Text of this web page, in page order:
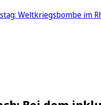
Weltkriegsbombe im